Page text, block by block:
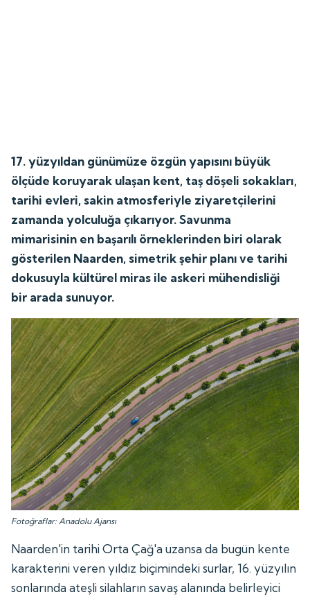
17. yüzyıldan günümüze özgün yapısını büyük
ölçüde koruyarak ulaşan kent, taş döşeli sokakları,
tarihi evleri, sakin atmosferiyle ziyaretçilerini
zamanda yolculuğa çıkarıyor. Savunma
mimarisinin en başarılı örneklerinden biri olarak
gösterilen Naarden, simetrik şehir planı ve tarihi
dokusuyla kültürel miras ile askeri mühendisliği
bir arada sunuyor.
Fotoğraflar: Anadolu Ajansı
Naarden'in tarihi Orta Çağ'a uzansa da bugün kente
karakterini veren yıldız biçimindeki surlar, 16. yüzyılın
sonlarında ateşli silahların savaş alanında belirleyici